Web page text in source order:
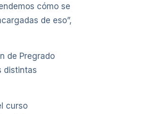
cómo se
de eso”,
de Pregrado
distintas
curso